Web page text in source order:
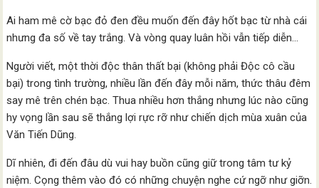
Ai ham mê cờ bạc đỏ đen đều muốn đến đây hốt bạc từ nhà cái
nhưng đa số về tay trắng. Và vòng quay luân hồi vẫn tiếp diễn…
Người viết, một thời độc thân thất bại (không phải Độc cô cầu
bại) trong tình trường, nhiều lần đến đây mỗi năm, thức thâu đêm
say mê trên chén bạc. Thua nhiều hơn thắng nhưng lúc nào cũng
hy vọng lần sau sẽ thắng lợi rực rỡ như chiến dịch mùa xuân của
Văn Tiến Dũng.
Dĩ nhiên, đi đến đâu dù vui hay buồn cũng giữ trong tâm tư kỷ
niệm. Cọng thêm vào đó có những chuyện nghe cứ ngỡ như giỡn.